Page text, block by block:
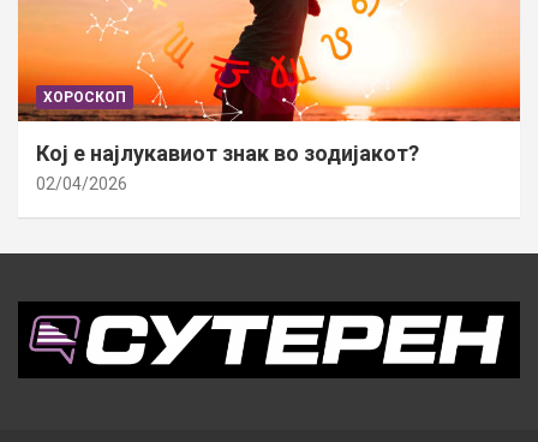
ХОРОСКОП
Кој е најлукавиот знак во зодијакот?
02/04/2026